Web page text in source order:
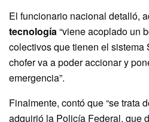
El funcionario nacional detalló,
tecnología“viene acoplado un
colectivos que tienen el sistema
chofer va a poder accionar y
emergencia”.
Finalmente, contó que “se trata
adquirió la Policía Federal, que